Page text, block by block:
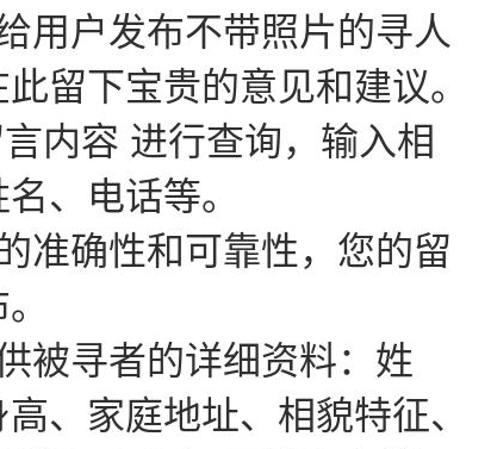
用户发布不带照片的寻人
留下宝贵的意见和建议。
内容 进行查询，输入相
、电话等。
准确性和可靠性，您的留
被寻者的详细资料：姓
、家庭地址、相貌特征、